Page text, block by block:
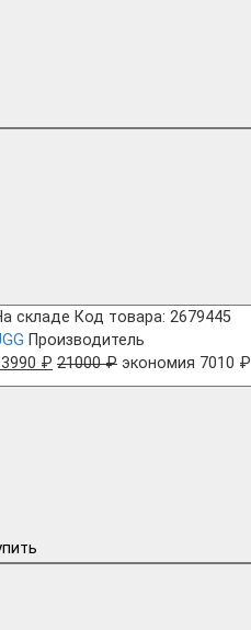
складе Код товара: 2679445
Производитель
₽ 21000 ₽ экономия 7010 ₽